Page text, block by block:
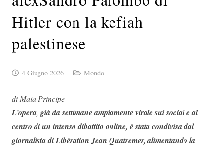
Hitler con la kefiah
palestinese
4 Giugno 2026 Mondo
di Maia Principe
L’opera, già da settimane ampiamente virale sui social e al
centro di un intenso dibattito online, è stata condivisa dal
giornalista di Libération Jean Quatremer, alimentando la